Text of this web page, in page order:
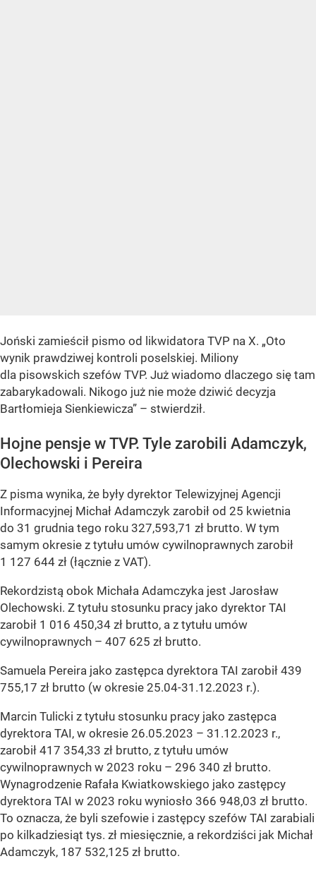
Joński zamieścił pismo od likwidatora TVP na X. „Oto
wynik prawdziwej kontroli poselskiej. Miliony
dla pisowskich szefów TVP. Już wiadomo dlaczego się tam
zabarykadowali. Nikogo już nie może dziwić decyzja
Bartłomieja Sienkiewicza” – stwierdził.
Hojne pensje w TVP. Tyle zarobili Adamczyk,
Olechowski i Pereira
Z pisma wynika, że były dyrektor Telewizyjnej Agencji
Informacyjnej Michał Adamczyk zarobił od 25 kwietnia
do 31 grudnia tego roku 327,593,71 zł brutto. W tym
samym okresie z tytułu umów cywilnoprawnych zarobił
1 127 644 zł (łącznie z VAT).
Rekordzistą obok Michała Adamczyka jest Jarosław
Olechowski. Z tytułu stosunku pracy jako dyrektor TAI
zarobił 1 016 450,34 zł brutto, a z tytułu umów
cywilnoprawnych – 407 625 zł brutto.
Samuela Pereira jako zastępca dyrektora TAI zarobił 439
755,17 zł brutto (w okresie 25.04-31.12.2023 r.).
Marcin Tulicki z tytułu stosunku pracy jako zastępca
dyrektora TAI, w okresie 26.05.2023 – 31.12.2023 r.,
zarobił 417 354,33 zł brutto, z tytułu umów
cywilnoprawnych w 2023 roku – 296 340 zł brutto.
Wynagrodzenie Rafała Kwiatkowskiego jako zastępcy
dyrektora TAI w 2023 roku wyniosło 366 948,03 zł brutto.
To oznacza, że byli szefowie i zastępcy szefów TAI zarabiali
po kilkadziesiąt tys. zł miesięcznie, a rekordziści jak Michał
Adamczyk, 187 532,125 zł brutto.